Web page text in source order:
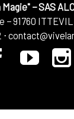
−SAS
−91760
⋅